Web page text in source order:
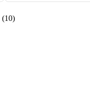
(10)